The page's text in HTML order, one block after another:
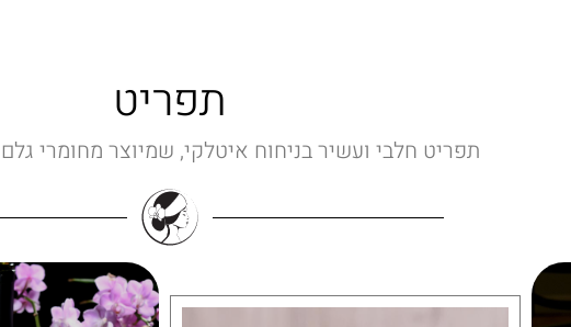
תפריט
תפריט חלבי ועשיר בניחוח איטלקי, שמיוצר מחומרי